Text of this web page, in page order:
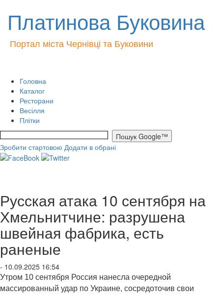
Платинова Буковина
Портал міста Чернівці та Буковини
Головна
Каталог
Ресторани
Весілля
Плітки
Зробити стартовою Додати в обрані
Русская атака 10 сентября на
Хмельнитчине: разрушена
швейная фабрика, есть
раненые
- 10.09.2025 16:54
Утром 10 сентября Россия нанесла очередной
массированный удар по Украине, сосредоточив свои